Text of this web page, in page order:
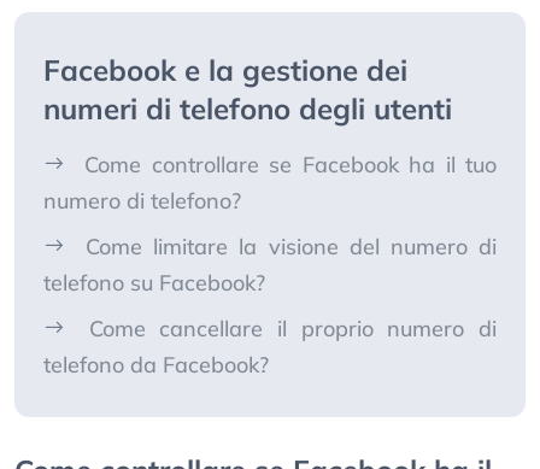
Facebook e la gestione dei
numeri di telefono degli utenti
Come controllare se Facebook ha il tuo
numero di telefono?
Come limitare la visione del numero di
telefono su Facebook?
Come cancellare il proprio numero di
telefono da Facebook?